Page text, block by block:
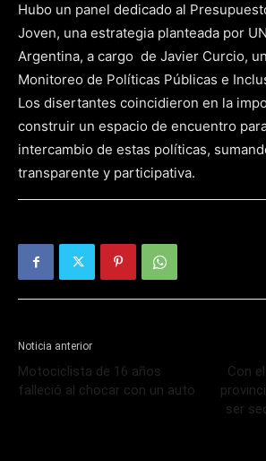
Hubo un panel dedicado al
Joven, una estrategia planteada por
Argentina, a cargo de Javier Curcio,
Monitoreo de Políticas Públicas e
Los disertantes coincidieron en la
construir un espacio de encuentro
intercambio de estas políticas,
transparente y participativa.
Noticia anterior
Motociclista de 16 años
falleció al chocar con un auto
Con
ser